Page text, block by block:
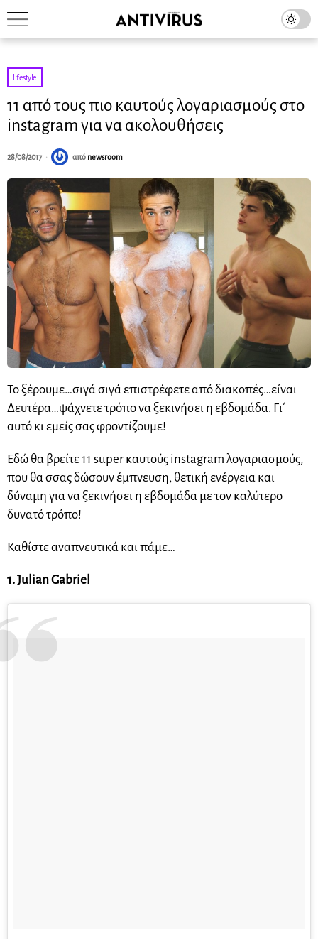
lifestyle
11 από τους πιο καυτούς λογαριασμούς στο
instagram για να ακολουθήσεις
28/08/2017 από newsroom
Το ξέρουμε…σιγά σιγά επιστρέφετε από διακοπές…είναι
Δευτέρα…ψάχνετε τρόπο να ξεκινήσει η εβδομάδα. Γι΄
αυτό κι εμείς σας φροντίζουμε!
Εδώ θα βρείτε 11 super καυτούς instagram λογαριασμούς,
που θα σσας δώσουν έμπνευση, θετική ενέργεια και
δύναμη για να ξεκινήσει η εβδομάδα με τον καλύτερο
δυνατό τρόπο!
Καθίστε αναπνευτικά και πάμε…
1. Julian Gabriel